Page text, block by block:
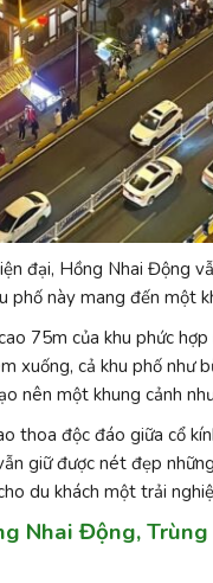
đại, Hồng Nhai Động
phố này mang đến một
75m của khu phức
xuống, cả khu phố
nên một khung cảnh nh
thoa độc đáo giữa cổ
giữ được nét đẹp
du khách một trải
Nhai Động,